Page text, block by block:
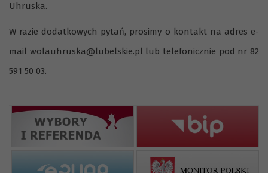
Uhruska.
W razie dodatkowych pytań, prosimy o kontakt na adres e-
mail wolauhruska@lubelskie.pl lub telefonicznie pod nr 82
591 50 03.